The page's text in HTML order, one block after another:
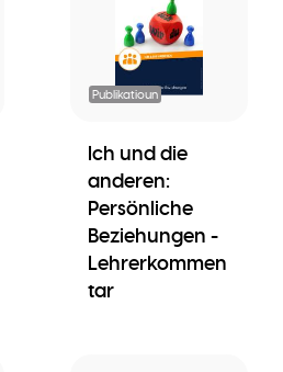
Publikatioun
Ich und die
anderen:
Persönliche
Beziehungen -
Lehrerkommen
tar